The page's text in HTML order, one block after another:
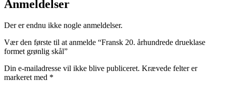
Anmeldelser
Der er endnu ikke nogle anmeldelser.
Vær den første til at anmelde “Fransk 20. århundrede drueklase
formet grønlig skål”
Din e-mailadresse vil ikke blive publiceret. Krævede felter er
markeret med *